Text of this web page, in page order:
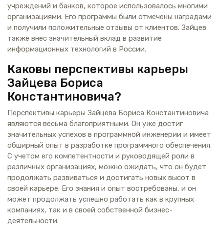
учреждений и банков, которое использовалось многими
организациями. Его программы были отмечены наградами
и получили положительные отзывы от клиентов. Зайцев
также внес значительный вклад в развитие
информационных технологий в России.
Каковы перспективы карьеры
Зайцева Бориса
Константиновича?
Перспективы карьеры Зайцева Бориса Константиновича
являются весьма благоприятными. Он уже достиг
значительных успехов в программной инженерии и имеет
обширный опыт в разработке программного обеспечения.
С учетом его компетентности и руководящей роли в
различных организациях, можно ожидать, что он будет
продолжать развиваться и достигать новых высот в
своей карьере. Его знания и опыт востребованы, и он
может продолжать успешно работать как в крупных
компаниях, так и в своей собственной бизнес-
деятельности.